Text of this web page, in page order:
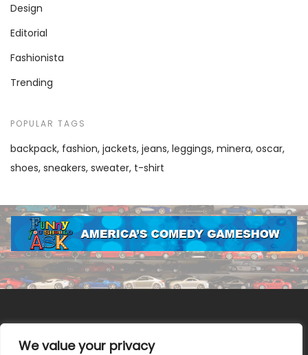
We value your privacy
Design
Editorial
Fashionista
Trending
POPULAR TAGS
backpack fashion jackets jeans leggings minera oscar
shoes sneakers sweater t-shirt